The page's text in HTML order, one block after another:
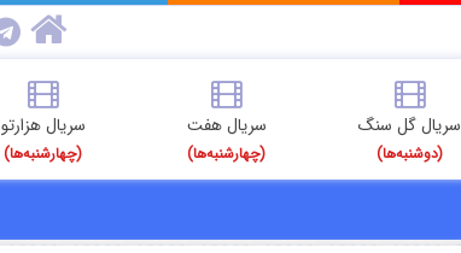
سریال گل سنگ
(دوشنبه‌ها)
سریال هفت
(چهارشنبه‌ها)
سریال هزارتو
(چهارشنبه‌ها)